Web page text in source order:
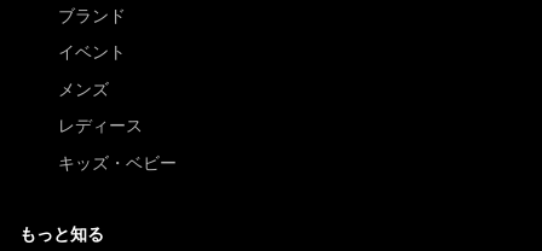
ブランド
イベント
メンズ
レディース
キッズ・ベビー
もっと知る